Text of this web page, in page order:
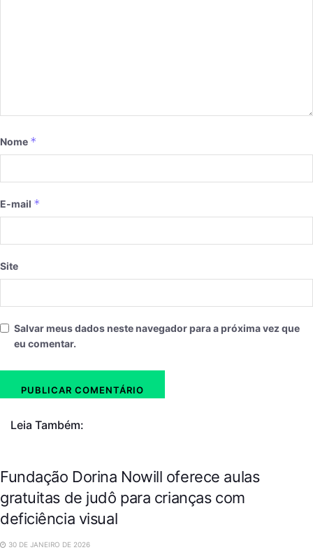
Nome *
E-mail *
Site
Salvar meus dados neste navegador para a próxima vez que
eu comentar.
Leia Também:
Fundação Dorina Nowill oferece aulas
gratuitas de judô para crianças com
deficiência visual
30 DE JANEIRO DE 2026